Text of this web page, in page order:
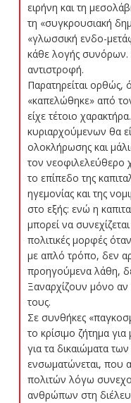
ειρήνη και τη
τη «συγκρουσιακή
«γλωσσική ενδο-
κάθε λογής συνόρων.
αντιστροφή.
Παρατηρείται ορθώς,
«καπελώθηκε» από
είχε τέτοιο
κυριαρχούμενων θα
ολοκλήρωσης και
τον νεοφιλελεύθερο
το επίπεδο της
ηγεμονίας και της
στο εξής: ενώ η
μπορεί να
πολιτικές μορφές
με απλό τρόπο, δεν
προηγούμενα λάθη,
Ξαναρχίζουν μόνο αν
τους.
Σε συνθήκες
το κρίσιμο ζήτημα
για τα δικαιώματα
ενσωματώνεται, που
πολιτών λόγω
ανθρώπων στη